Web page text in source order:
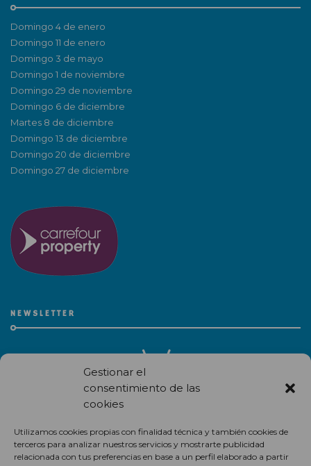
Gestionar el
consentimiento de las
cookies
Utilizamos cookies propias con finalidad técnica y también cookies de
terceros para analizar nuestros servicios y mostrarte publicidad
relacionada con tus preferencias en base a un perfil elaborado a partir
Domingo 4 de enero
Domingo 11 de enero
Domingo 3 de mayo
Domingo 1 de noviembre
Domingo 29 de noviembre
Domingo 6 de diciembre
Martes 8 de diciembre
Domingo 13 de diciembre
Domingo 20 de diciembre
Domingo 27 de diciembre
NEWSLETTER
centro comercial.
Suscríbete